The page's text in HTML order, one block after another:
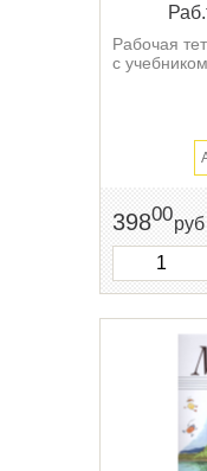
Рабочая
с
39800руб